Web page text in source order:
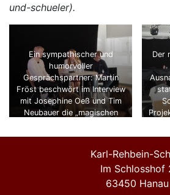
und-schueler).
Ein sympathischer und
humorvoller
Gesprächspartner: Martin
Fröst beschwört im Interview
mit Josephine Oeß und Tim
Neubauer die „magischen
Der
Karl-Rehbein-
Im Schlosshof
63450 Hanau